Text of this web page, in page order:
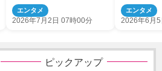
エンタメ
2026年7月2日 07時00分
反響
エンタメ
2026年6月
ピックアップ